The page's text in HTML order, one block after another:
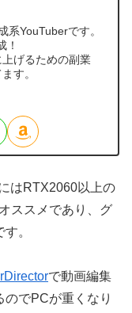
系YouTuberです。
！
げるための副業
す。
はRTX2060以上の
ススメであり、グ
。
で動画編集
でPCが重くなり